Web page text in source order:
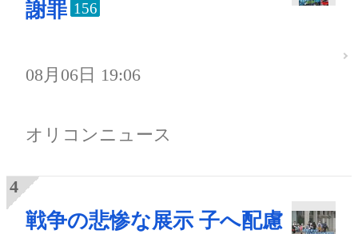
謝罪 156
08月06日 19:06
オリコンニュース
戦争の悲惨な展示 子へ配慮